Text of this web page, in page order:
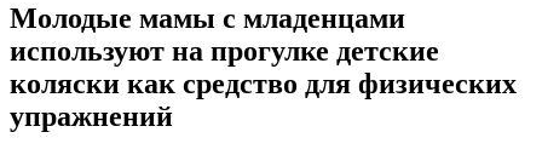
Молодые мамы с младенцами
используют на прогулке детские
коляски как средство для физических
упражнений